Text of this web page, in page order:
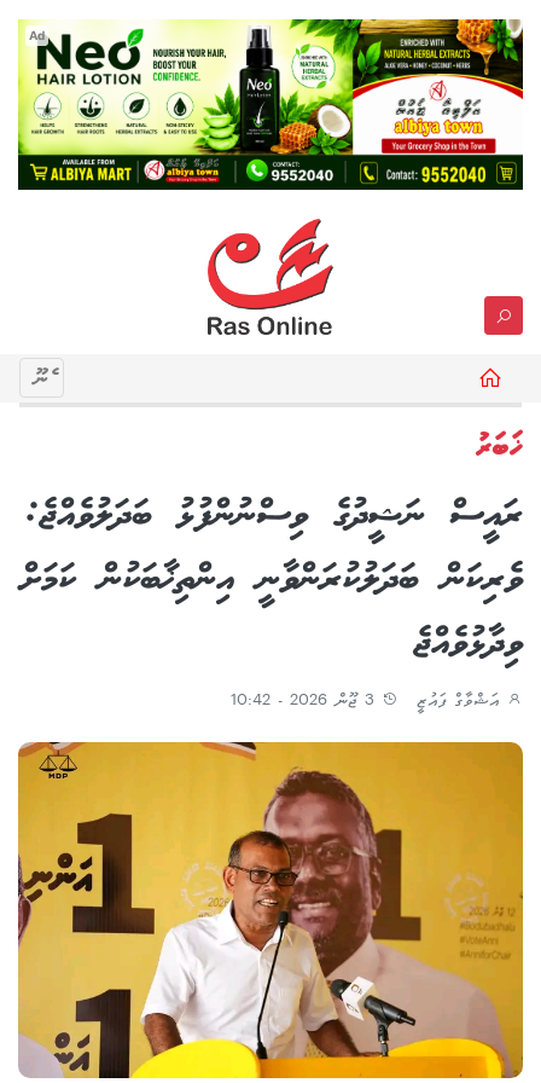
Ad
މެނޫ
ޚަބަރު
ރައީސް ނަޝީދުގެ ވިސްނުންފުޅު ބަދަލުވެއްޖެ:
ވެރިކަން ބަދަލުކުރަންވާނީ އިންތިޚާބަކުން ކަމަށް
ވިދާޅުވެއްޖެ
އަޝްވާގް ފައުޒީ